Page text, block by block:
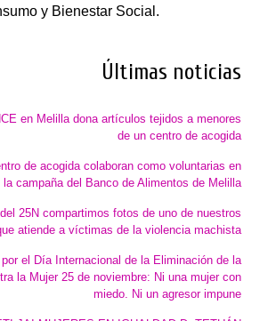
y Bienestar Social.
Últimas noticias
en Melilla dona artículos tejidos a menores
de un centro de acogida
de acogida colaboran como voluntarias en
la campaña del Banco de Alimentos de Melilla
25N compartimos fotos de uno de nuestros
atiende a víctimas de la violencia machista
el Día Internacional de la Eliminación de la
la Mujer 25 de noviembre: Ni una mujer con
miedo. Ni un agresor impune